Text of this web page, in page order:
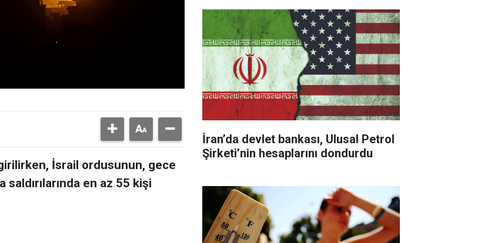
İsrail ordusunun, gece
en az 55 kişi
İran’da devlet bankası, Ulusal Petrol
Şirketi’nin hesaplarını dondurdu